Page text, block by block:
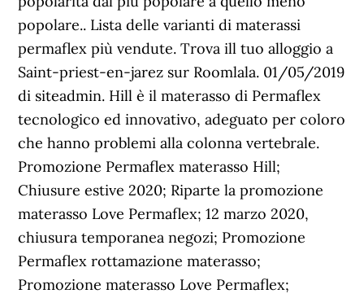
popolare.. Lista delle varianti di materassi
permaflex più vendute. Trova ill tuo alloggio a
Saint-priest-en-jarez sur Roomlala. 01/05/2019
di siteadmin. Hill è il materasso di Permaflex
tecnologico ed innovativo, adeguato per coloro
che hanno problemi alla colonna vertebrale.
Promozione Permaflex materasso Hill;
Chiusure estive 2020; Riparte la promozione
materasso Love Permaflex; 12 marzo 2020,
chiusura temporanea negozi; Promozione
Permaflex rottamazione materasso;
Promozione materasso Love Permaflex;